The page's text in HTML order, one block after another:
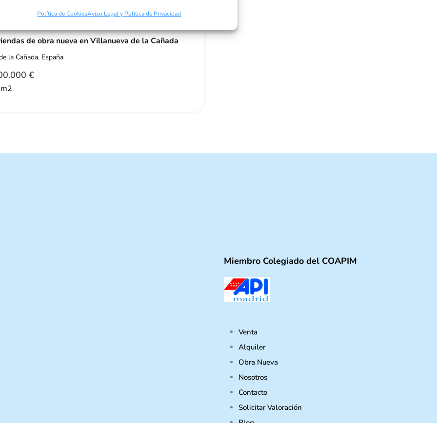
Política de CookiesAviso Legal y Política de Privacidad
de obra nueva en Villanueva de la Cañada
la Cañada, España
€
m2
Miembro Colegiado del COAPIM
Venta
Alquiler
Obra Nueva
Nosotros
Contacto
Solicitar Valoración